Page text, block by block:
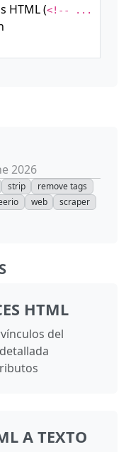
HTML (<!-- ...
2026
strip
remove tags
web
scraper
HTML
del
A TEXTO